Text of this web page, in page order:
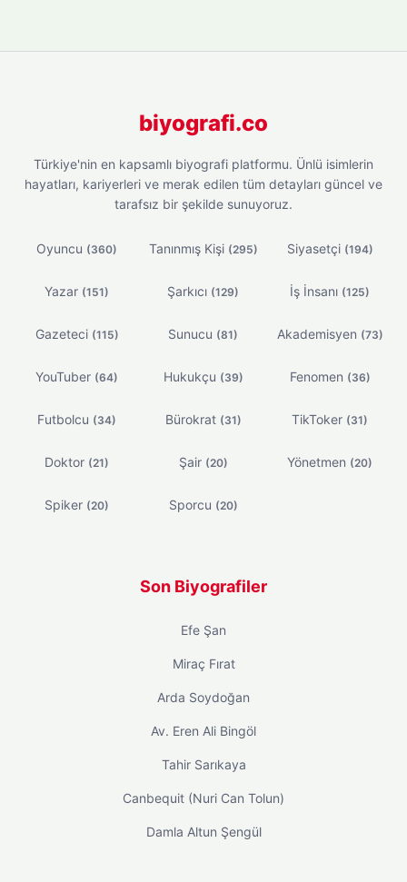
biyografi.co
Türkiye'nin en kapsamlı biyografi platformu. Ünlü isimlerin
hayatları, kariyerleri ve merak edilen tüm detayları güncel ve
tarafsız bir şekilde sunuyoruz.
Oyuncu (360) Tanınmış Kişi (295) Siyasetçi (194)
Yazar (151) Şarkıcı (129) İş İnsanı (125)
Gazeteci (115) Sunucu (81) Akademisyen (73)
YouTuber (64) Hukukçu (39) Fenomen (36)
Futbolcu (34) Bürokrat (31) TikToker (31)
Doktor (21) Şair (20) Yönetmen (20)
Spiker (20) Sporcu (20)
Son Biyografiler
Efe Şan
Miraç Fırat
Arda Soydoğan
Av. Eren Ali Bingöl
Tahir Sarıkaya
Canbequit (Nuri Can Tolun)
Damla Altun Şengül